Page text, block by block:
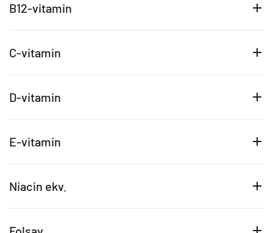
B12-vitamin
C-vitamin
D-vitamin
E-vitamin
Niacin ekv.